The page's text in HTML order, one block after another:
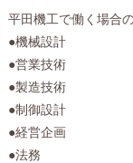
平田機工で働く場合の
●機械設計
●営業技術
●製造技術
●制御設計
●経営企画
●法務